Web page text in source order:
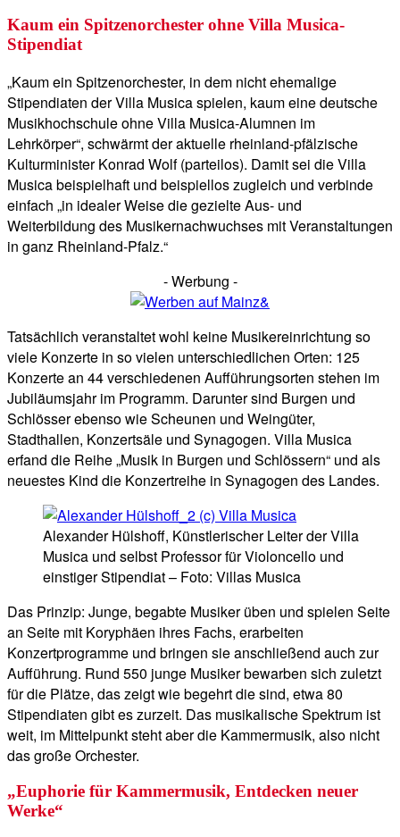
Kaum ein Spitzenorchester ohne Villa Musica-
Stipendiat
„Kaum ein Spitzenorchester, in dem nicht ehemalige
Stipendiaten der Villa Musica spielen, kaum eine deutsche
Musikhochschule ohne Villa Musica-Alumnen im
Lehrkörper“, schwärmt der aktuelle rheinland-pfälzische
Kulturminister Konrad Wolf (parteilos). Damit sei die Villa
Musica beispielhaft und beispiellos zugleich und verbinde
einfach „in idealer Weise die gezielte Aus- und
Weiterbildung des Musikernachwuchses mit Veranstaltungen
in ganz Rheinland-Pfalz.“
- Werbung -
Tatsächlich veranstaltet wohl keine Musikereinrichtung so
viele Konzerte in so vielen unterschiedlichen Orten: 125
Konzerte an 44 verschiedenen Aufführungsorten stehen im
Jubiläumsjahr im Programm. Darunter sind Burgen und
Schlösser ebenso wie Scheunen und Weingüter,
Stadthallen, Konzertsäle und Synagogen. Villa Musica
erfand die Reihe „Musik in Burgen und Schlössern“ und als
neuestes Kind die Konzertreihe in Synagogen des Landes.
Alexander Hülshoff, Künstlerischer Leiter der Villa
Musica und selbst Professor für Violoncello und
einstiger Stipendiat – Foto: Villas Musica
Das Prinzip: Junge, begabte Musiker üben und spielen Seite
an Seite mit Koryphäen ihres Fachs, erarbeiten
Konzertprogramme und bringen sie anschließend auch zur
Aufführung. Rund 550 junge Musiker bewarben sich zuletzt
für die Plätze, das zeigt wie begehrt die sind, etwa 80
Stipendiaten gibt es zurzeit. Das musikalische Spektrum ist
weit, im Mittelpunkt steht aber die Kammermusik, also nicht
das große Orchester.
„Euphorie für Kammermusik, Entdecken neuer
Werke“